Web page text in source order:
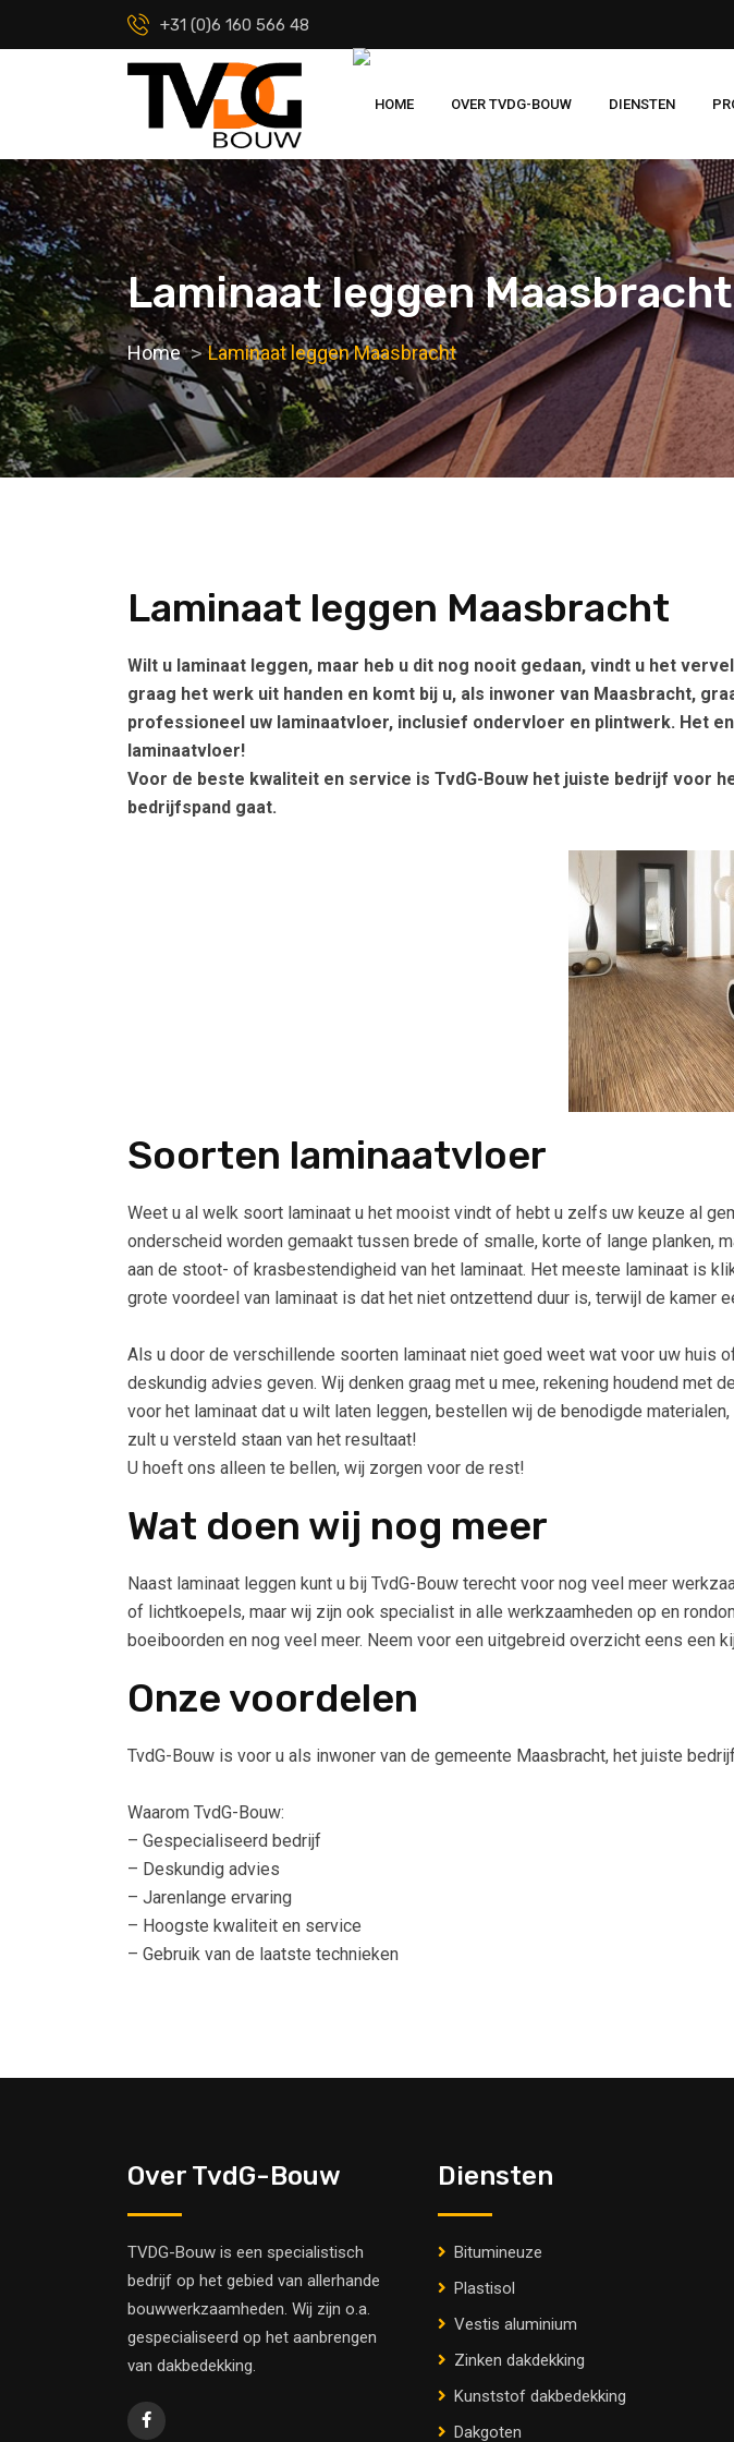
+31 (0)6 160 566 48
HOME OVER TVDG-BOUW DIENSTEN
Laminaat leggen Maasbracht
Home Laminaat leggen Maasbracht
Laminaat leggen Maasbracht
Wilt u laminaat leggen, maar heb u dit nog nooit gedaan, vindt u het
graag het werk uit handen en komt bij u, als inwoner van Maasbracht,
professioneel uw laminaatvloer, inclusief ondervloer en plintwerk. Het
laminaatvloer!
Voor de beste kwaliteit en service is TvdG-Bouw het juiste bedrijf voor
bedrijfspand gaat.
Soorten laminaatvloer
Weet u al welk soort laminaat u het mooist vindt of hebt u zelfs uw keuze al
onderscheid worden gemaakt tussen brede of smalle, korte of lange planken,
aan de stoot- of krasbestendigheid van het laminaat. Het meeste laminaat is
grote voordeel van laminaat is dat het niet ontzettend duur is, terwijl de kamer
Als u door de verschillende soorten laminaat niet goed weet wat voor uw huis
deskundig advies geven. Wij denken graag met u mee, rekening houdend met
voor het laminaat dat u wilt laten leggen, bestellen wij de benodigde
zult u versteld staan van het resultaat!
U hoeft ons alleen te bellen, wij zorgen voor de rest!
Wat doen wij nog meer
Naast laminaat leggen kunt u bij TvdG-Bouw terecht voor nog veel meer
of lichtkoepels, maar wij zijn ook specialist in alle werkzaamheden op en
boeiboorden en nog veel meer. Neem voor een uitgebreid overzicht eens een
Onze voordelen
TvdG-Bouw is voor u als inwoner van de gemeente Maasbracht, het juiste
Waarom TvdG-Bouw:
– Gespecialiseerd bedrijf
– Deskundig advies
– Jarenlange ervaring
– Hoogste kwaliteit en service
– Gebruik van de laatste technieken
Over TvdG-Bouw
TVDG-Bouw is een specialistisch
bedrijf op het gebied van allerhande
bouwwerkzaamheden. Wij zijn o.a.
gespecialiseerd op het aanbrengen
van dakbedekking.
Diensten
Bitumineuze
Plastisol
Vestis aluminium
Zinken dakdekking
Kunststof dakbedekking
Dakgoten